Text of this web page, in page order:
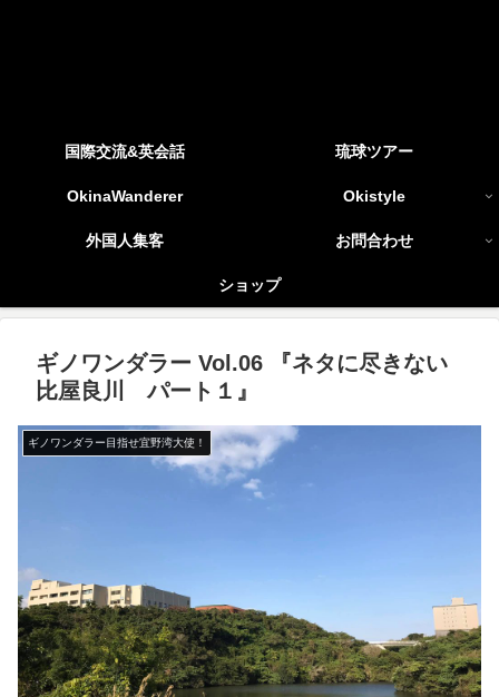
国際交流&英会話 琉球ツアー
OkinaWanderer Okistyle
外国人集客 お問合わせ
ショップ
ギノワンダラー Vol.06 『ネタに尽きない
比屋良川 パート１』
ギノワンダラー目指せ宜野湾大使！